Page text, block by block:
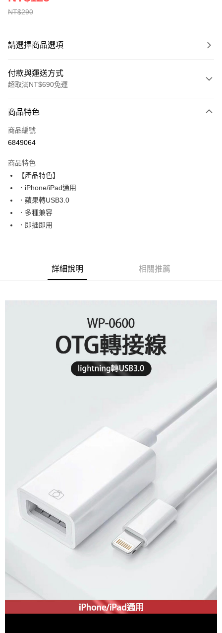
NT$290
請選擇商品選項
付款與運送方式
超取滿NT$690免運
信用卡一次付款
超商取貨付款
Apple Pay
街口支付
悠遊付
ATM付款
每筆NT$65，滿NT$690(含以上)免運費
付款後全家取貨
每筆NT$65，滿NT$690(含以上)免運費
每筆NT$65，滿NT$690(含以上)免運費
商品特色
商品編號
6849064
商品特色
【產品特色】
．iPhone/iPad通用
．蘋果轉USB3.0
．多種兼容
．即插即用
詳細說明 相關推薦